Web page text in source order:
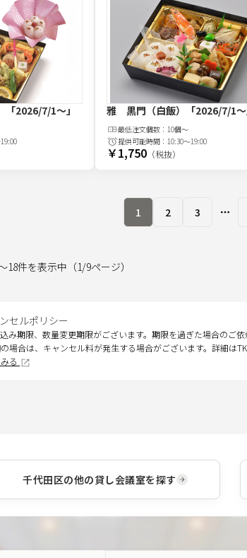
「2026/7/1～」 雅 黒門（白飯） 「2026/7/1～
最低注文個数：10個～
提供可能時間：10:30～19:00
￥1,750 （税抜）
1 2 3
18件を表示中 （1/9ページ）
セルポリシー
み期限、数量変更期限がございます。期限を過ぎた場合のご
場合は、キャンセル料が発生する場合がございます。詳細は
る
千代田区の他の貸し会議室を探す